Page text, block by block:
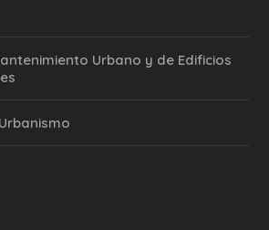
Urbano y de Edificios